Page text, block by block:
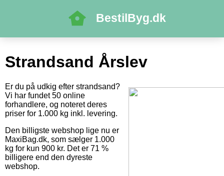
BestilByg.dk
Strandsand Årslev
Er du på udkig efter strandsand?
Vi har fundet 50 online
forhandlere, og noteret deres
priser for 1.000 kg inkl. levering.
Den billigste webshop lige nu er
MaxiBag.dk, som sælger 1.000
kg for kun 900 kr. Det er 71 %
billigere end den dyreste
webshop.